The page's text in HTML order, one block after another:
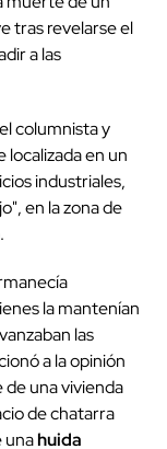
tras revelarse el
a las
columnista y
localizada en un
industriales,
en la zona de
la mantenían
las
a la opinión
una vivienda
de chatarra
unahuida